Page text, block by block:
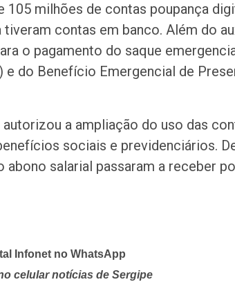
105 milhões de contas poupança
contas em banco. Além do
o pagamento do saque
e do Benefício Emergencial de
autorizou a ampliação do uso das
sociais e previdenciários.
salarial passaram a receber
Infonet no WhatsApp
celular notícias de Sergipe